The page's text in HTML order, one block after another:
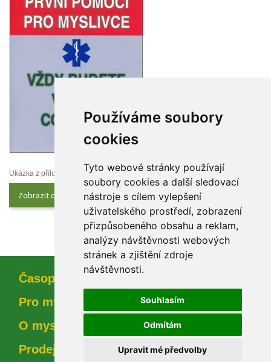
Používáme soubory
cookie
Tyto webové stránky používají
oubory cookies a další sledovací
nástroje s cílem vylepšení
uživatelského prostředí, zobrazení
přizpůsobeného obsahu a reklam,
analýzy návštěvnosti webových
tránek a zjištění zdroje
návštěvnosti.
Souhlasím
Odmítám
Upravit mé předvolby
Ukázka z přílohy
Zobrazit celý obsah
Časopi
Pro myslivce
O myslivosti
Prodejna